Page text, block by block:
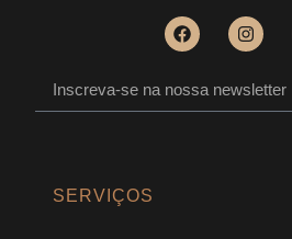
SERVIÇOS